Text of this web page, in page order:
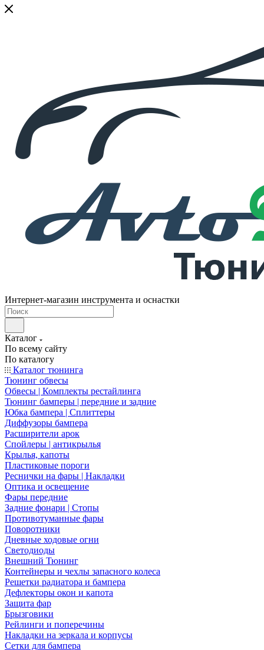
Интернет-магазин инструмента и оснастки
Каталог
По всему сайту
По каталогу
Каталог тюнинга
Тюнинг обвесы
Обвесы | Комплекты рестайлинга
Тюнинг бамперы | передние и задние
Юбка бампера | Сплиттеры
Диффузоры бампера
Расширители арок
Спойлеры | антикрылья
Крылья, капоты
Пластиковые пороги
Реснички на фары | Накладки
Оптика и освещение
Фары передние
Задние фонари | Стопы
Противотуманные фары
Поворотники
Дневные ходовые огни
Светодиоды
Внешний Тюнинг
Контейнеры и чехлы запасного колеса
Решетки радиатора и бампера
Дефлекторы окон и капота
Защита фар
Брызговики
Рейлинги и поперечины
Накладки на зеркала и корпусы
Сетки для бампера